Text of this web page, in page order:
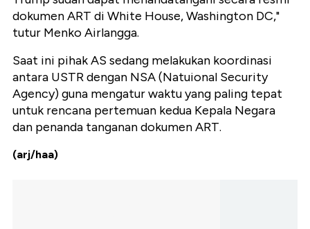
dokumen ART di White House, Washington DC,"
tutur Menko Airlangga.
Saat ini pihak AS sedang melakukan koordinasi
antara USTR dengan NSA (Natuional Security
Agency) guna mengatur waktu yang paling tepat
untuk rencana pertemuan kedua Kepala Negara
dan penanda tanganan dokumen ART.
(arj/haa)